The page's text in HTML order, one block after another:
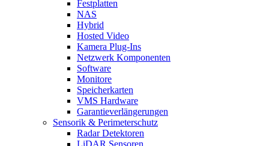
Festplatten
NAS
Hybrid
Hosted Video
Kamera Plug-Ins
Netzwerk Komponenten
Software
Monitore
Speicherkarten
VMS Hardware
Garantieverlängerungen
Sensorik & Perimeterschutz
Radar Detektoren
LiDAR Sensoren